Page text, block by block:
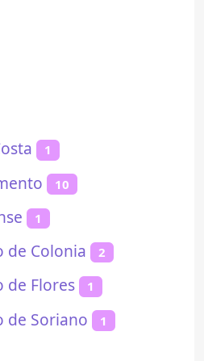
1
10
1
de Colonia 2
de Flores 1
de Soriano 1